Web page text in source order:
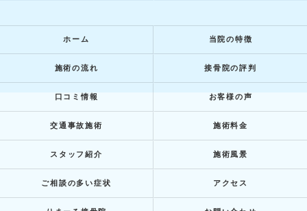
ホーム 当院の特徴
施術の流れ 接骨院の評判
口コミ情報 お客様の声
交通事故施術 施術料金
スタッフ紹介 施術風景
ご相談の多い症状 アクセス